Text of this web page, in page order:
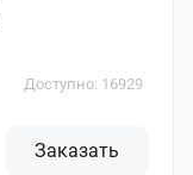
Доступно: 16929
Заказать